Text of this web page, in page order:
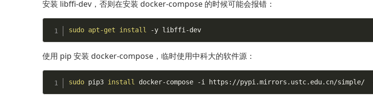
安装 libffi-dev，否则在安装 docker-compose 的时候可能会报错：
sudo apt-get install -y libffi-dev
使用 pip 安装 docker-compose，临时使用中科大的软件源：
sudo pip3 install docker-compose -i https://pypi.mirrors.ustc.edu.cn/simple/